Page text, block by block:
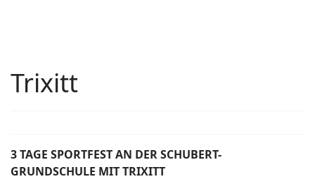
Trixitt
3 TAGE SPORTFEST AN DER SCHUBERT-
GRUNDSCHULE MIT TRIXITT